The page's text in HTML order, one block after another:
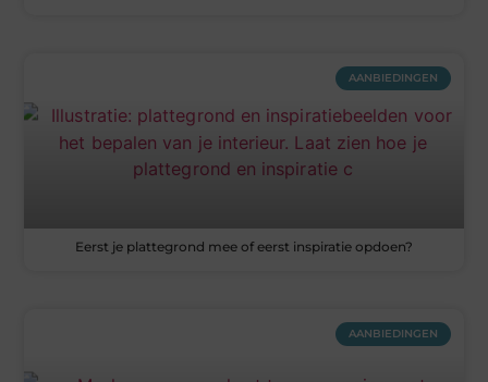
AANBIEDINGEN
Eerst je plattegrond mee of eerst inspiratie opdoen?
AANBIEDINGEN